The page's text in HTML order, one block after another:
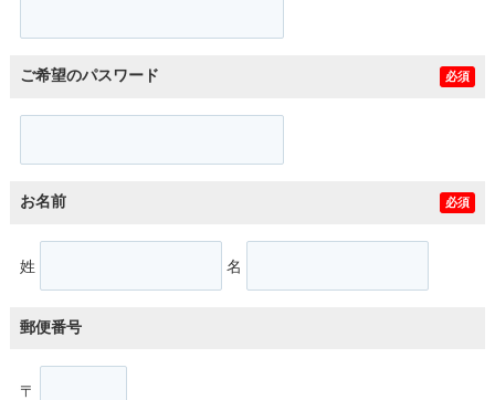
ご希望のパスワード 必須
お名前 必須
姓 名
郵便番号
〒